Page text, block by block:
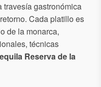
travesía gastronómica
Cada platillo es
de la monarca,
técnicas
Reserva de la